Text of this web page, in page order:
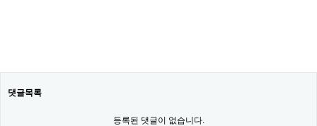
댓글목록
등록된 댓글이 없습니다.